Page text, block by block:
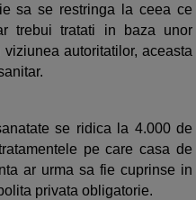
sa se restringa la ceea ce
trebui tratati in baza unor
autoritatilor, aceasta
se ridica la 4.000 de
pe care casa de
ar urma sa fie cuprinse in
privata obligatorie.